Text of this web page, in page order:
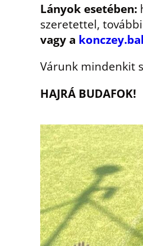
Lányok esetében:
szeretettel,
vagy a
Várunk mindenkit
HAJRÁ BUDAFOK!